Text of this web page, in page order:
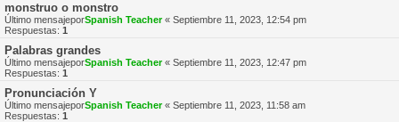
monstruo o monstro
Último mensajeporSpanish Teacher« Septiembre 11, 2023, 12:54 pm
Respuestas: 1
Palabras grandes
Último mensajeporSpanish Teacher« Septiembre 11, 2023, 12:47 pm
Respuestas: 1
Pronunciación Y
Último mensajeporSpanish Teacher« Septiembre 11, 2023, 11:58 am
Respuestas: 1